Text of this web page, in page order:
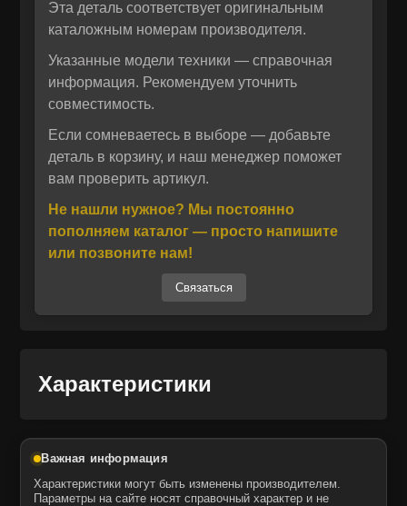
Отправить
Политика конфиденциальности
Отправить
Даю своё согласие на обработку персональных данных.
Политика конфиденциальности
Эта деталь соответствует оригинальным
каталожным номерам производителя.
Указанные модели техники — справочная
информация. Рекомендуем уточнить
совместимость.
Если сомневаетесь в выборе — добавьте
деталь в корзину, и наш менеджер поможет
вам проверить артикул.
Не нашли нужное? Мы постоянно
пополняем каталог — просто напишите
или позвоните нам!
Связаться
Характеристики
Важная информация
Характеристики могут быть изменены производителем.
Параметры на сайте носят справочный характер и не